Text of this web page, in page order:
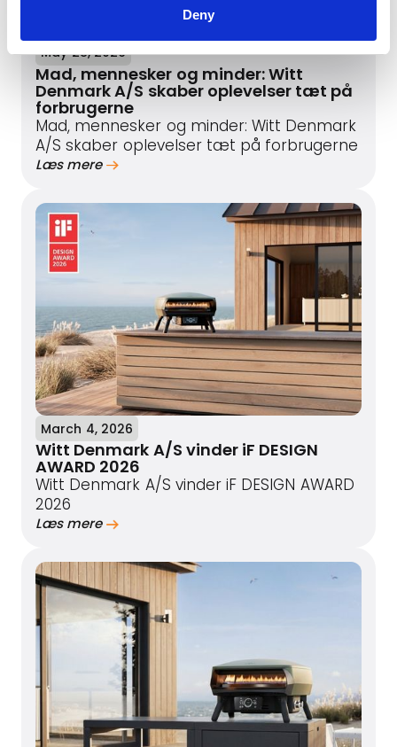
Deny
May 28, 2026
Mad, mennesker og minder: Witt
Denmark A/S skaber oplevelser tæt på
forbrugerne
Mad, mennesker og minder: Witt Denmark
A/S skaber oplevelser tæt på forbrugerne
Læs mere
March 4, 2026
Witt Denmark A/S vinder iF DESIGN
AWARD 2026
Witt Denmark A/S vinder iF DESIGN AWARD
2026
Læs mere